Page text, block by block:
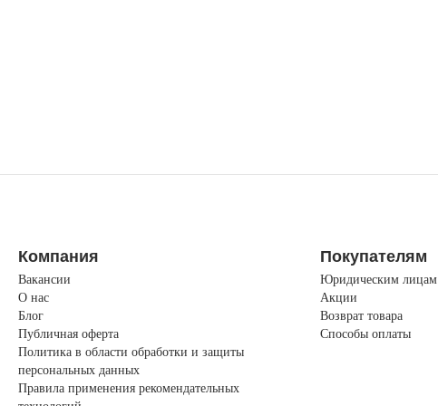
Компания
Вакансии
О нас
Блог
Публичная оферта
Политика в области обработки и защиты
персональных данных
Правила применения рекомендательных
Покупателям
Юридическим лицам
Акции
Возврат товара
Способы оплаты